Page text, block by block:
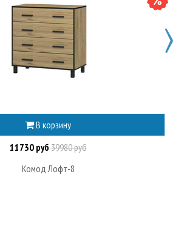
В корзину
11730 руб39980 руб
Комод Лофт-8